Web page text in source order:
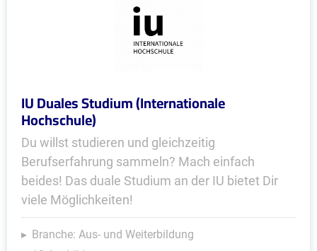
IU Duales Studium (Internationale
Hochschule)
Du willst studieren und gleichzeitig
Berufserfahrung sammeln? Mach einfach
beides! Das duale Studium an der IU bietet Dir
viele Möglichkeiten!
Branche: Aus- und Weiterbildung